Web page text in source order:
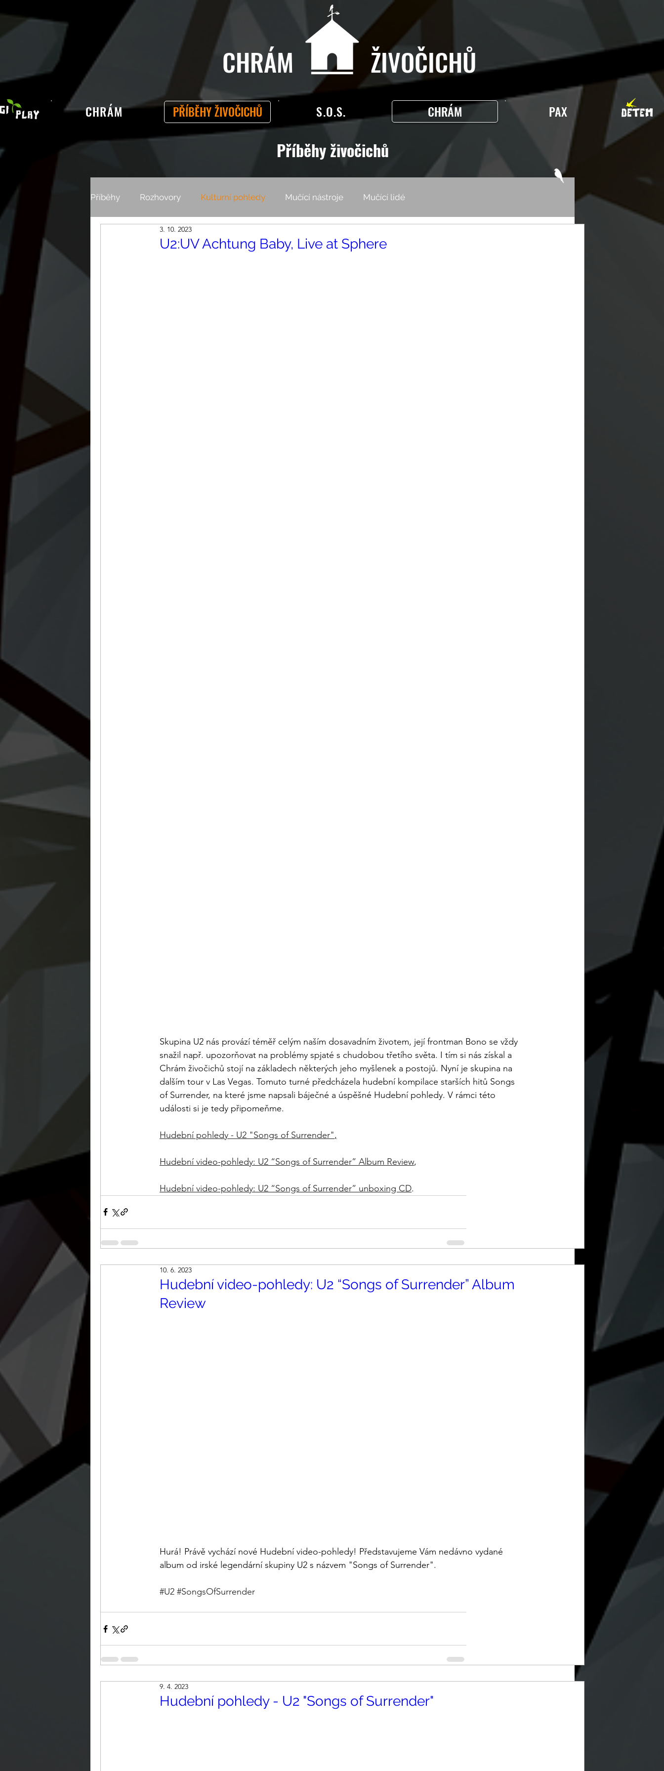
CHRÁM ŽIVOČICHŮ
CHRÁM PŘÍBĚHY ŽIVOČICHŮ S.O.S. CHRÁM PAX
Příběhy živočichů
Příběhy Rozhovory Kulturní pohledy Mučící nástroje Mučící lidé
U2:UV Achtung Baby, Live at Sphere
3. 10. 2023
Skupina U2 nás provází téměř celým naším dosavadním životem, její frontman Bono se vždy
snažil např. upozorňovat na problémy spjaté s chudobou třetího světa. I tím si nás získal a
Chrám živočichů stojí na základech některých jeho myšlenek a postojů. Nyní je skupina na
dalším tour v Las Vegas. Tomuto turné předcházela hudební kompilace starších hitů Songs
of Surrender, na které jsme napsali báječné a úspěšné Hudební pohledy. V rámci této
události si je tedy připomeňme.
Hudební pohledy - U2 "Songs of Surrender",
Hudební video-pohledy: U2 “Songs of Surrender” Album Review,
Hudební video-pohledy: U2 “Songs of Surrender” unboxing CD.
Hudební video-pohledy: U2 “Songs of Surrender” Album
Review
10. 6. 2023
Hurá! Právě vychází nové Hudební video-pohledy! Představujeme Vám nedávno vydané
album od irské legendární skupiny U2 s názvem "Songs of Surrender".
#U2 #SongsOfSurrender
Hudební pohledy - U2 "Songs of Surrender"
9. 4. 2023